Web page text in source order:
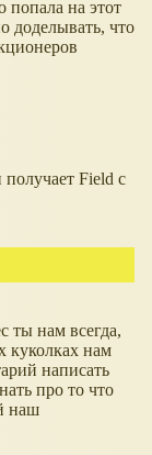
на этот
доделывать, что
Field с
ты нам всегда,
куколках нам
написать
про то что
наш